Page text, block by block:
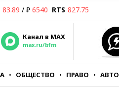
83.89 / ₽ 6540 RTS 827.75
Канал в MAX
max.ru/bfm
ОБЩЕСТВО ПРАВО АВТО